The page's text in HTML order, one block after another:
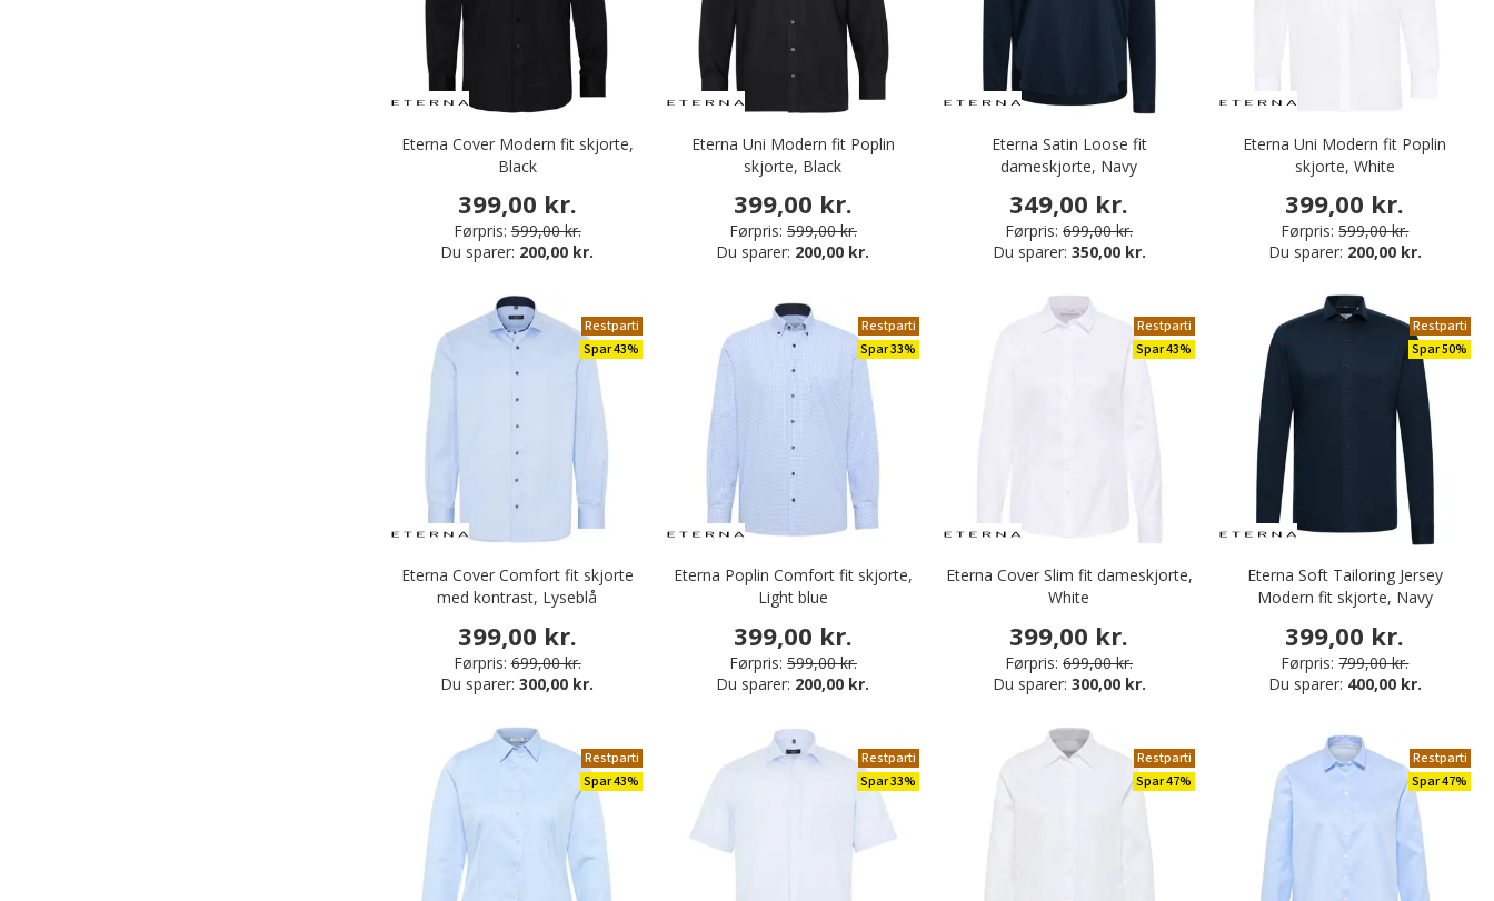
Eterna Cover Modern fit skjorte,
Black
399,00 kr.
Førpris: 599,00 kr.
Du sparer: 200,00 kr.
Eterna Uni Modern fit Poplin
skjorte, Black
399,00 kr.
Førpris: 599,00 kr.
Du sparer: 200,00 kr.
Eterna Satin Loose fit
dameskjorte, Navy
349,00 kr.
Førpris: 699,00 kr.
Du sparer: 350,00 kr.
Eterna Uni Modern fit Poplin
skjorte, White
399,00 kr.
Førpris: 599,00 kr.
Du sparer: 200,00 kr.
Restparti
Spar 43%
Eterna Cover Comfort fit skjorte
med kontrast, Lyseblå
399,00 kr.
Førpris: 699,00 kr.
Du sparer:300,00 kr.
Restparti
Spar 33%
Eterna Poplin Comfort fit skjorte,
Light blue
399,00 kr.
Førpris: 599,00 kr.
Du sparer: 200,00 kr.
Restparti
Spar 43%
Eterna Cover Slim fit dameskjorte,
White
399,00 kr.
Førpris: 699,00 kr.
Du sparer: 300,00 kr.
Restparti
Spar 50%
Eterna Soft Tailoring Jersey
Modern fit skjorte, Navy
399,00 kr.
Førpris: 799,00 kr.
Du sparer: 400,00 kr.
Restparti
Spar 43%
Restparti
Spar 33%
Restparti
Spar 47%
Restparti
Spar 47%